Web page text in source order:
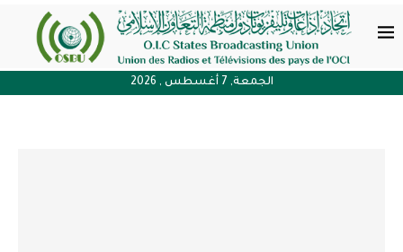
الجمعة, 7 أغسطس , 2026